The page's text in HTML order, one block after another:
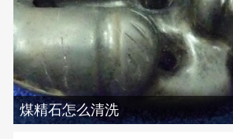
煤精石怎么清洗